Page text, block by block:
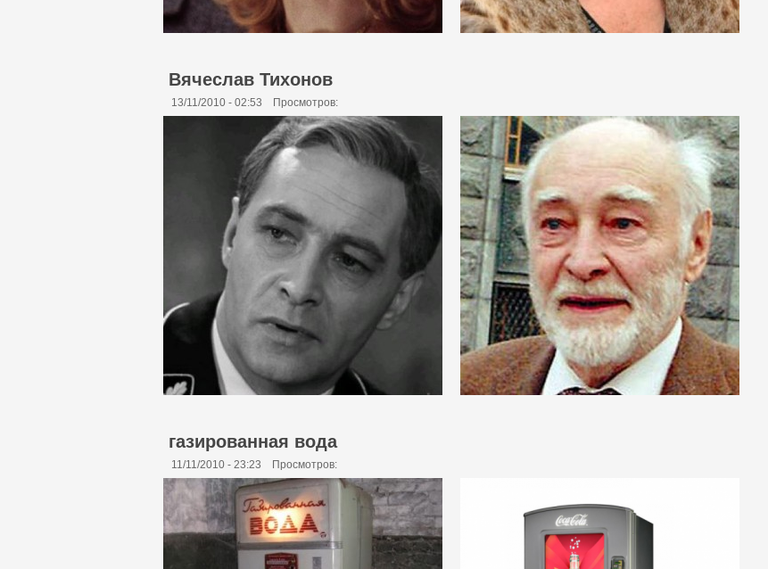
Вячеслав Тихонов
13/11/2010 - 02:53 Просмотров:
газированная вода
11/11/2010 - 23:23 Просмотров: